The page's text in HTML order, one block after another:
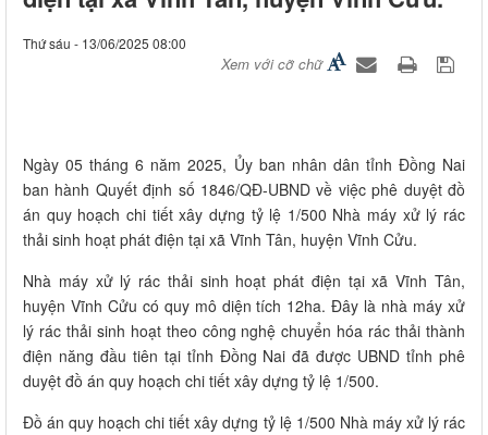
Thứ sáu - 13/06/2025 08:00
Xem với cỡ chữ
Ngày 05 tháng 6 năm 2025, Ủy ban nhân dân tỉnh Đồng Nai
ban hành Quyết định số 1846/QĐ-UBND về việc phê duyệt đồ
án quy hoạch chi tiết xây dựng tỷ lệ 1/500 Nhà máy xử lý rác
thải sinh hoạt phát điện tại xã Vĩnh Tân, huyện Vĩnh Cửu.
Nhà máy xử lý rác thải sinh hoạt phát điện tại xã Vĩnh Tân,
huyện Vĩnh Cửu có quy mô diện tích 12ha. Đây là nhà máy xử
lý rác thải sinh hoạt theo công nghệ chuyển hóa rác thải thành
điện năng đầu tiên tại tỉnh Đồng Nai đã được UBND tỉnh phê
duyệt đồ án quy hoạch chi tiết xây dựng tỷ lệ 1/500.
Đồ án quy hoạch chi tiết xây dựng tỷ lệ 1/500 Nhà máy xử lý rác